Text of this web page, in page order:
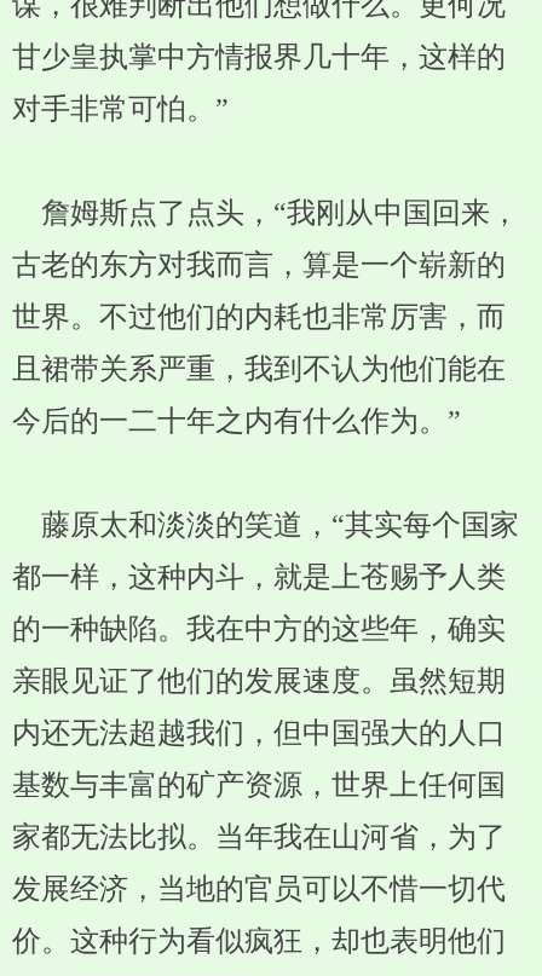
甘少皇执掌中方情报界几十年，这样的
对手非常可怕。”
詹姆斯点了点头，“我刚从中国回来，
古老的东方对我而言，算是一个崭新的
世界。不过他们的内耗也非常厉害，而
且裙带关系严重，我到不认为他们能在
今后的一二十年之内有什么作为。”
藤原太和淡淡的笑道，“其实每个国家
都一样，这种内斗，就是上苍赐予人类
的一种缺陷。我在中方的这些年，确实
亲眼见证了他们的发展速度。虽然短期
内还无法超越我们，但中国强大的人口
基数与丰富的矿产资源，世界上任何国
家都无法比拟。当年我在山河省，为了
发展经济，当地的官员可以不惜一切代
价。这种行为看似疯狂，却也表明他们